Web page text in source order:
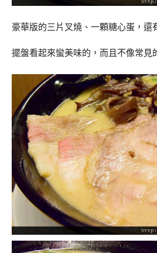
豪華版的三片叉燒、一顆糖心蛋，還
擺盤看起來蠻美味的，而且不像常見